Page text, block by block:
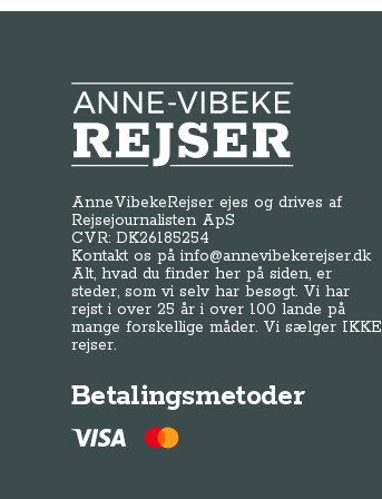
Anne-Vibeke Rejser
AnneVibekeRejser ejes og drives af
Rejsejournalisten ApS
CVR: DK26185254
Kontakt os påinfo@annevibekerejser.dk
Alt, hvad du finder her på siden, er
steder, som vi selv har besøgt. Vi har
rejst i over 25 år i over 100 lande på
mange forskellige måder. Vi sælger IKKE
rejser.
Betalingsmetoder